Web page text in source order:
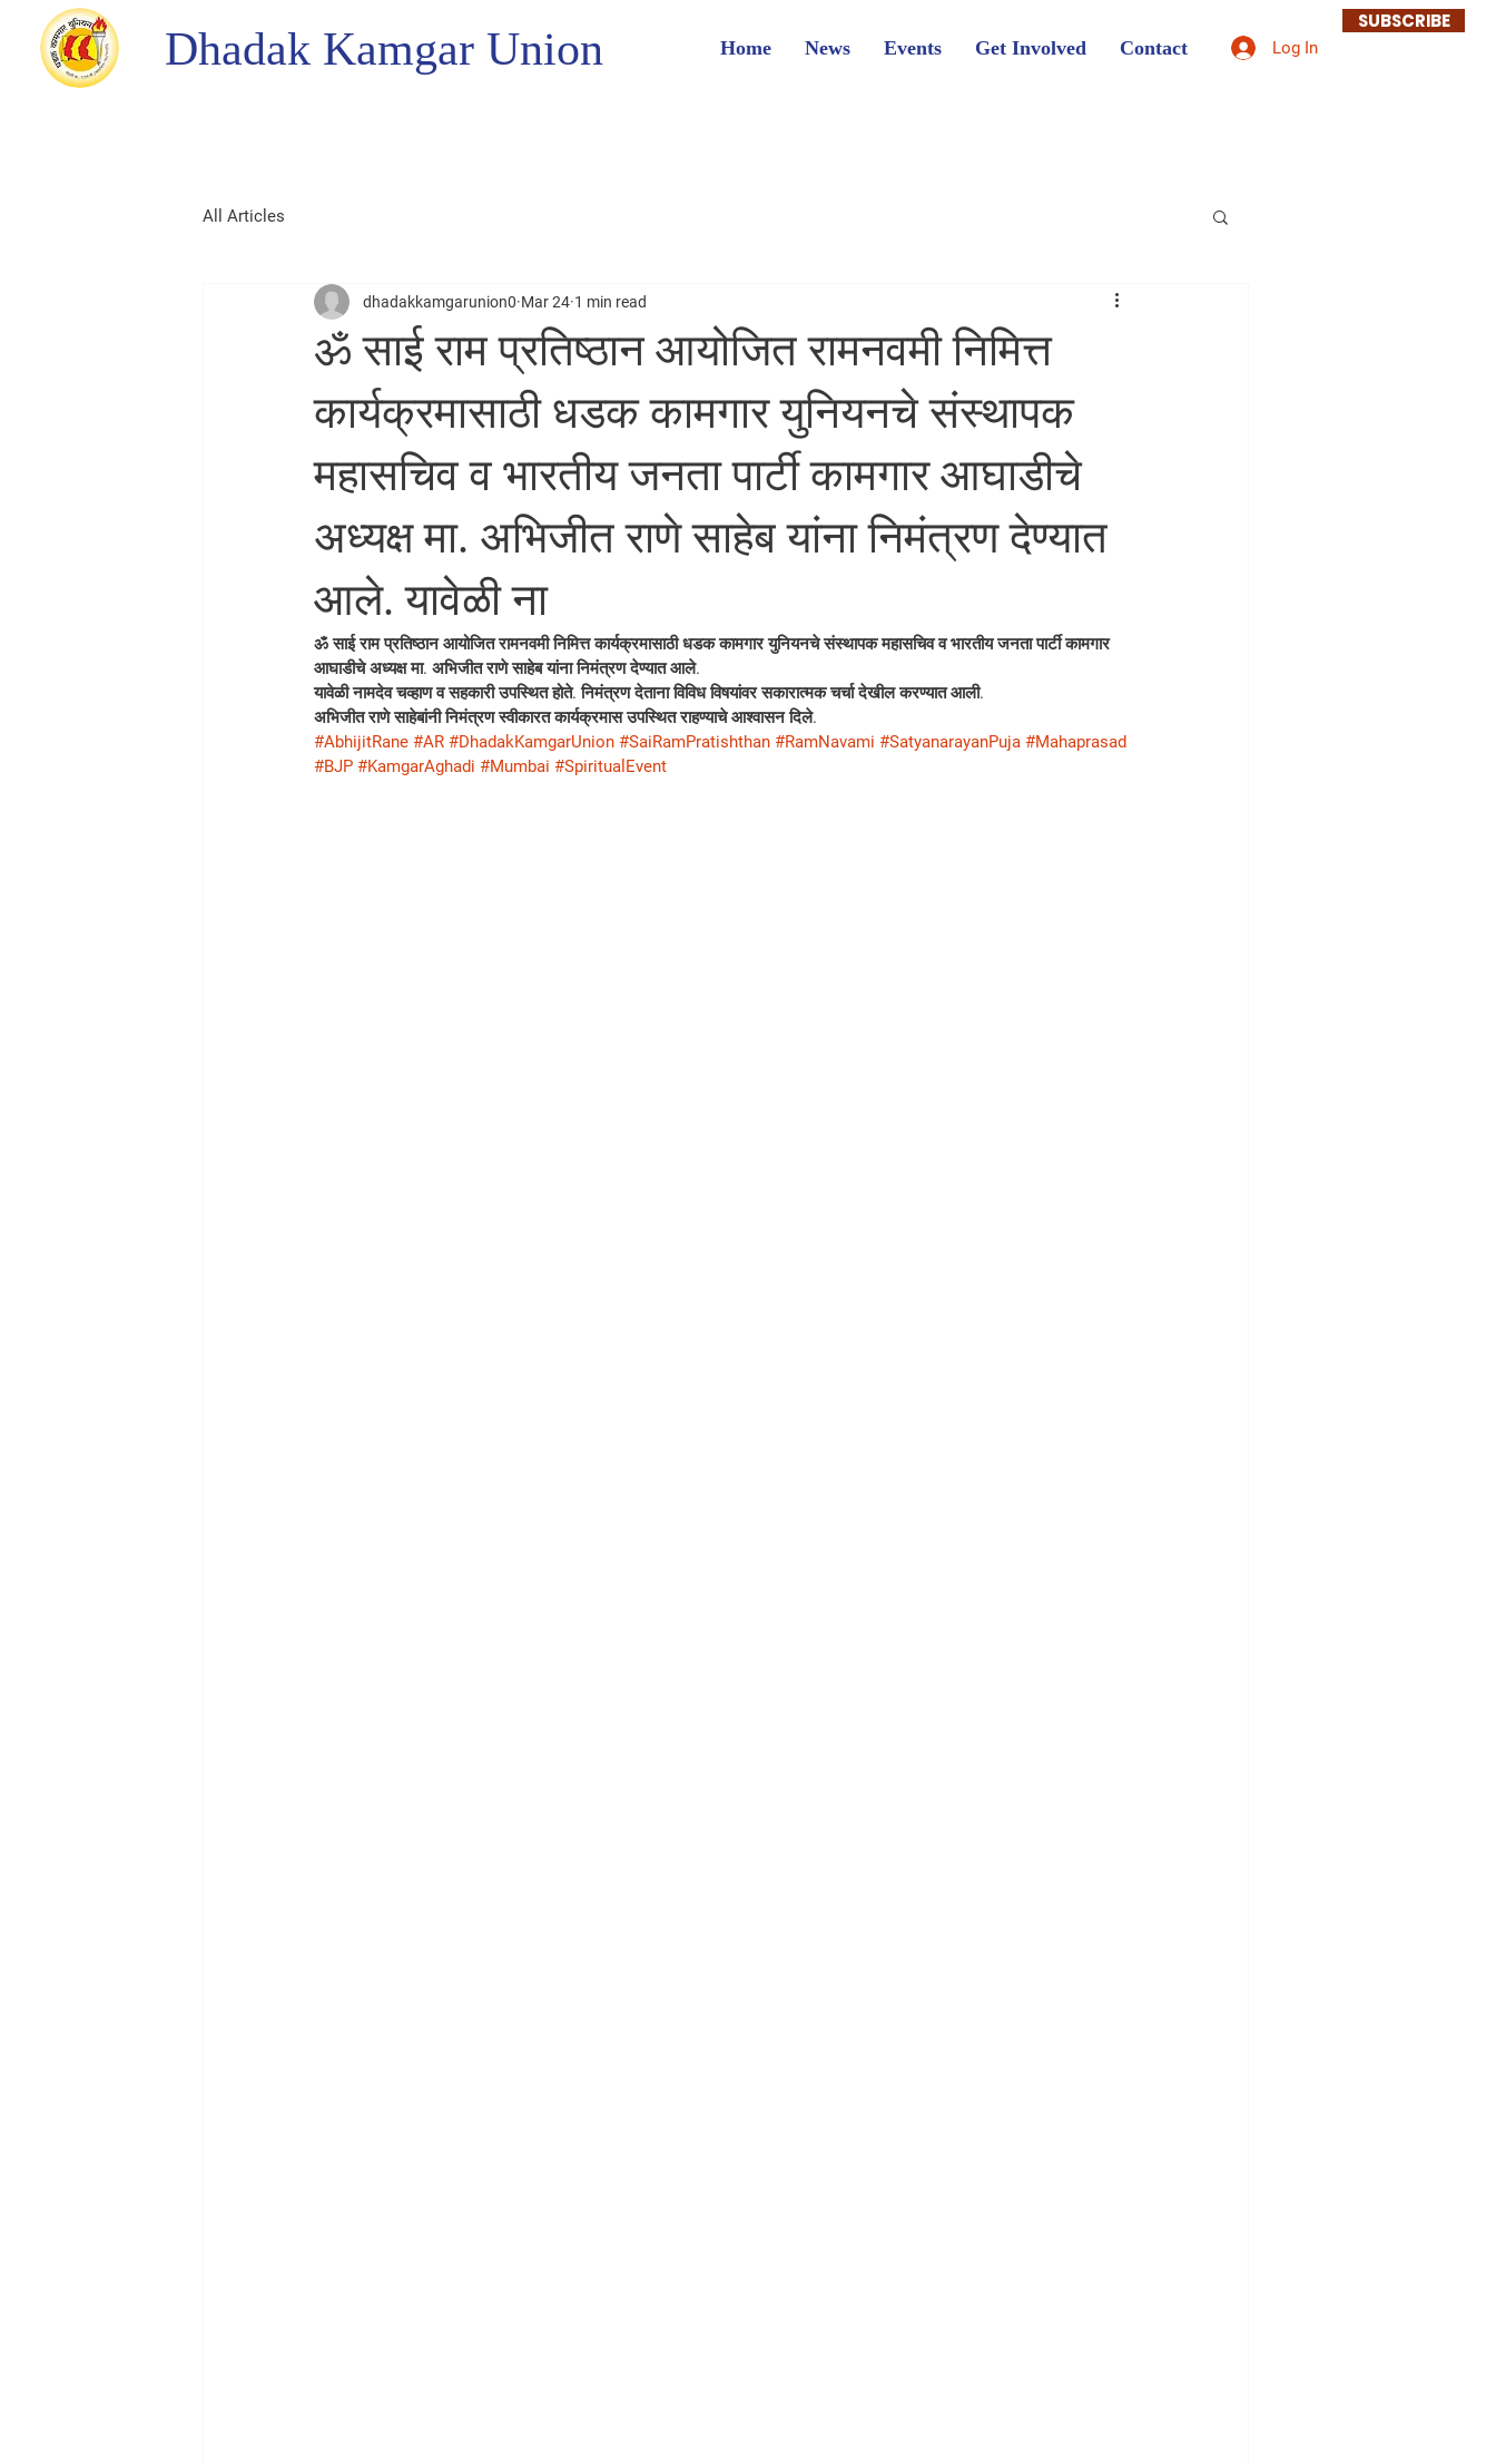
Dhadak Kamgar Union Home News Events Get Involved Contact Log In
SUBSCRIBE
All Articles
ॐ साई राम प्रतिष्ठान आयोजित रामनवमी निमित्त
कार्यक्रमासाठी धडक कामगार युनियनचे संस्थापक
महासचिव व भारतीय जनता पार्टी कामगार आघाडीचे
अध्यक्ष मा. अभिजीत राणे साहेब यांना निमंत्रण देण्यात
आले. यावेळी ना
dhadakkamgarunion0 Mar 24 1 min read
ॐ साई राम प्रतिष्ठान आयोजित रामनवमी निमित्त कार्यक्रमासाठी धडक कामगार युनियनचे संस्थापक महासचिव व भारतीय जनता पार्टी कामगार
आघाडीचे अध्यक्ष मा. अभिजीत राणे साहेब यांना निमंत्रण देण्यात आले.
यावेळी नामदेव चव्हाण व सहकारी उपस्थित होते. निमंत्रण देताना विविध विषयांवर सकारात्मक चर्चा देखील करण्यात आली.
अभिजीत राणे साहेबांनी निमंत्रण स्वीकारत कार्यक्रमास उपस्थित राहण्याचे आश्वासन दिले.
#AbhijitRane #AR #DhadakKamgarUnion #SaiRamPratishthan #RamNavami #SatyanarayanPuja #Mahaprasad
#BJP #KamgarAghadi #Mumbai #SpiritualEvent